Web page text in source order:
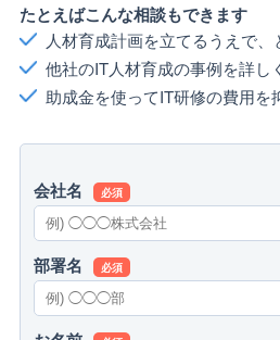
たとえばこんな相談もできます
人材育成計画を立てるうえで
他社のIT人材育成の事例を詳し
助成金を使ってIT研修の費用を
会社名 必須
部署名 必須